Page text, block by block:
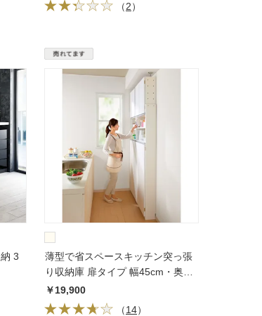
（2）
3
薄型で省スペースキッチン突っ張
り収納庫 扉タイプ 幅45cm・奥行
19cm
￥19,900
（14）